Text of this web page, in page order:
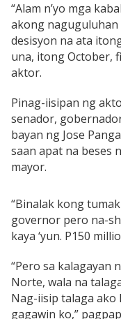
“Alam n’yo mga
akong naguguluhan
desisyon na ata
una, itong October,
aktor.
Pinag-iisipan ng
senador,
bayan ng Jose
saan apat na beses
mayor.
“Binalak kong
governor pero na-
kaya ‘yun. P150
“Pero sa kalagayan
Norte, wala na
Nag-iisip talaga ako
gagawin ko,”